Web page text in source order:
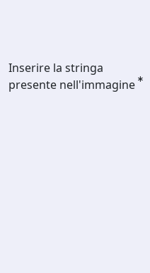
Inserire la stringa
presente nell'immagine